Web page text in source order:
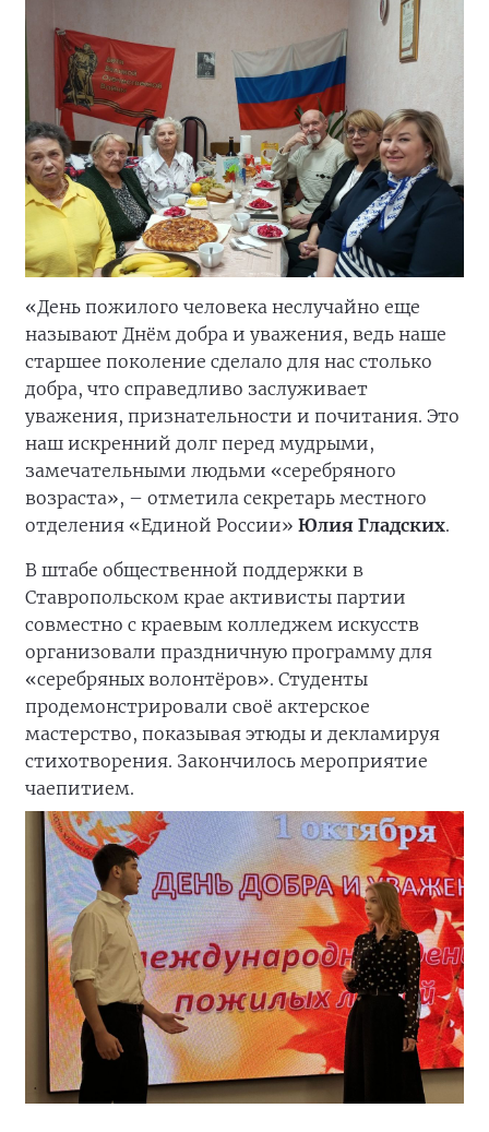
«День пожилого человека неслучайно еще
называют Днём добра и уважения, ведь наше
старшее поколение сделало для нас столько
добра, что справедливо заслуживает
уважения, признательности и почитания. Это
наш искренний долг перед мудрыми,
замечательными людьми «серебряного
возраста», – отметила секретарь местного
отделения «Единой России» Юлия Гладских.
В штабе общественной поддержки в
Ставропольском крае активисты партии
совместно с краевым колледжем искусств
организовали праздничную программу для
«серебряных волонтёров». Студенты
продемонстрировали своё актерское
мастерство, показывая этюды и декламируя
стихотворения. Закончилось мероприятие
чаепитием.